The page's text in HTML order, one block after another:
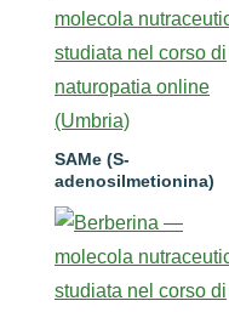
SAMe (S-
adenosilmetionina)